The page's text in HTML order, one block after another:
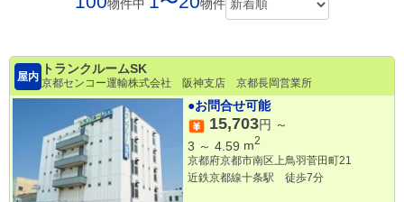
物件中 物件
屋内
トランクルームSK
京都センコー運輸株式会社 阪神支店 京都長岡営業所
●お問合せ可能
15,703円 ～
3 ～ 4.59 m2
京都府京都市南区上鳥羽菅田町21
近鉄京都線十条駅 徒歩7分